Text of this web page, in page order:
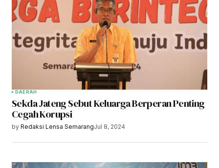
DAERAH
Sekda Jateng Sebut Keluarga Berperan Penting
Cegah Korupsi
by Redaksi Lensa SemarangJul 8, 2024